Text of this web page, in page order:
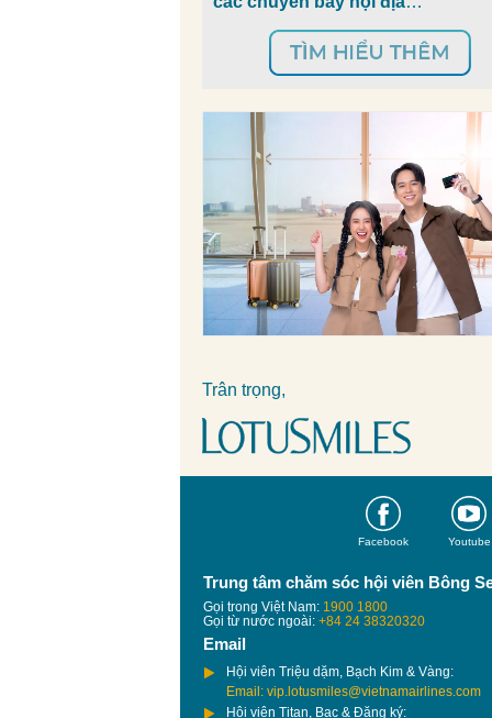
Trân trọng,
Facebook Youtube
Trung tâm chăm sóc hội viên Bông
Gọi trong Việt Nam: 1900 1800
Gọi từ nước ngoài: +84 24 38320320
Email
Hội viên Triệu dặm, Bạch Kim & Vàng:
Email: vip.lotusmiles@vietnamairlines.com
Hội viên Titan, Bạc & Đăng ký: